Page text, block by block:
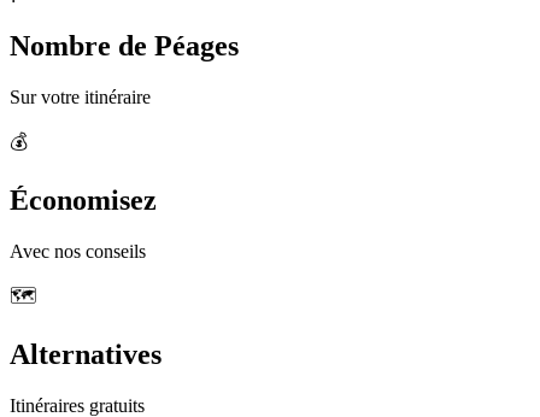
Nombre de Péages
Sur votre itinéraire
💰
Économisez
Avec nos conseils
🗺️
Alternatives
Itinéraires gratuits